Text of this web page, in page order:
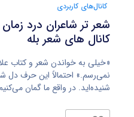
کانال‌های کاربردی
شعر تر شاعران درد
کانال های شعر بله
«خیلی به خواندن شعر و کتاب
نمی‌رسم.» احتمالاً این حرف دل
شنیده‌اید. در واقع ما گمان